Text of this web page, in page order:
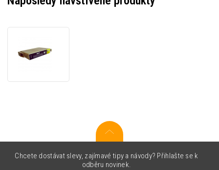
kompatibilní
Chcete dostávat slevy, zajímavé tipy a návody? Přihlašte se k
odběru novinek.